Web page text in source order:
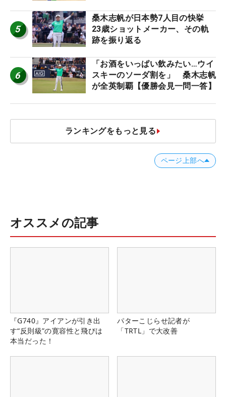
5
桑木志帆が日本勢7人目の快挙
23歳ショットメーカー、その軌
跡を振り返る
6
「お酒をいっぱい飲みたい…ウイ
スキーのソーダ割を」 桑木志帆
が全英制覇【優勝会見一問一答】
ランキングをもっと見る
ページ上部へ
オススメの記事
『G740』アイアンが引き出
す“反則級”の寛容性と飛びは
本当だった！
パターこじらせ記者が
「TRTL」で大改善